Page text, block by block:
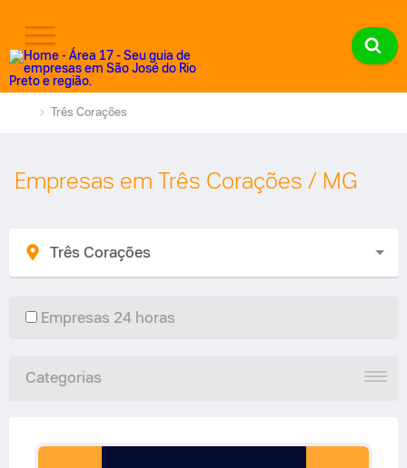
Três Corações
Empresas em Três Corações / MG
Três Corações
Empresas 24 horas
Categorias